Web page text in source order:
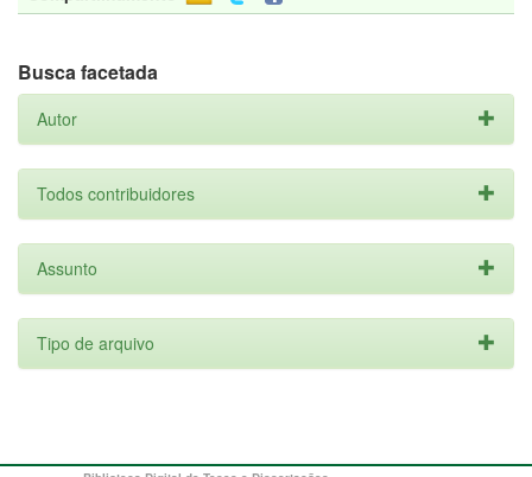
Busca facetada
Autor
Todos contribuidores
Assunto
Tipo de arquivo